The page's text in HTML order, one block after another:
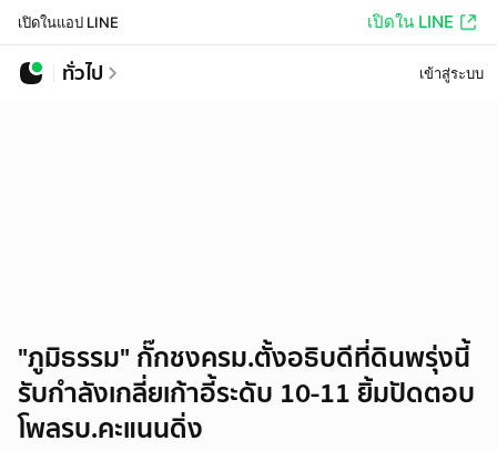
เปิดในแอป LINE เปิดใน LINE
ทั่วไป เข้าสู่ระบบ
"ภูมิธรรม" กั๊กชงครม.ตั้งอธิบดีที่ดินพรุ่งนี้
รับกำลังเกลี่ยเก้าอี้ระดับ 10-11 ยิ้มปัดตอบ
โพลรบ.คะแนนดิ่ง